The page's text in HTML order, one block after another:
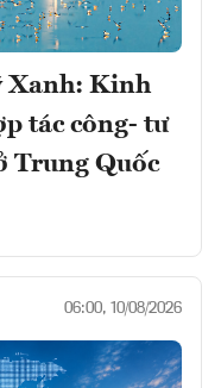
Xanh: Kinh
tác công- tư
Trung Quốc
06:00, 10/08/2026